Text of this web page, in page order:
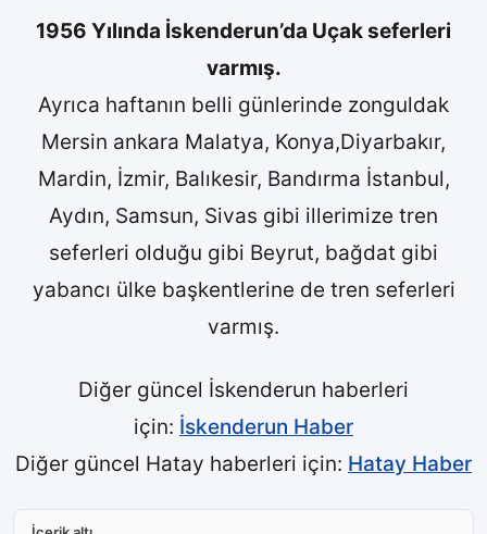
1956 Yılında İskenderun’da Uçak seferleri
varmış.
Ayrıca haftanın belli günlerinde zonguldak
Mersin ankara Malatya, Konya,Diyarbakır,
Mardin, İzmir, Balıkesir, Bandırma İstanbul,
Aydın, Samsun, Sivas gibi illerimize tren
seferleri olduğu gibi Beyrut, bağdat gibi
yabancı ülke başkentlerine de tren seferleri
varmış.
Diğer güncel İskenderun haberleri
için: İskenderun Haber
Diğer güncel Hatay haberleri için: Hatay Haber